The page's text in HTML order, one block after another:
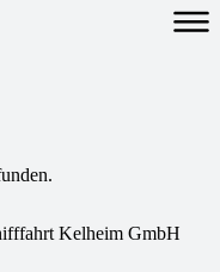
Kelheim GmbH